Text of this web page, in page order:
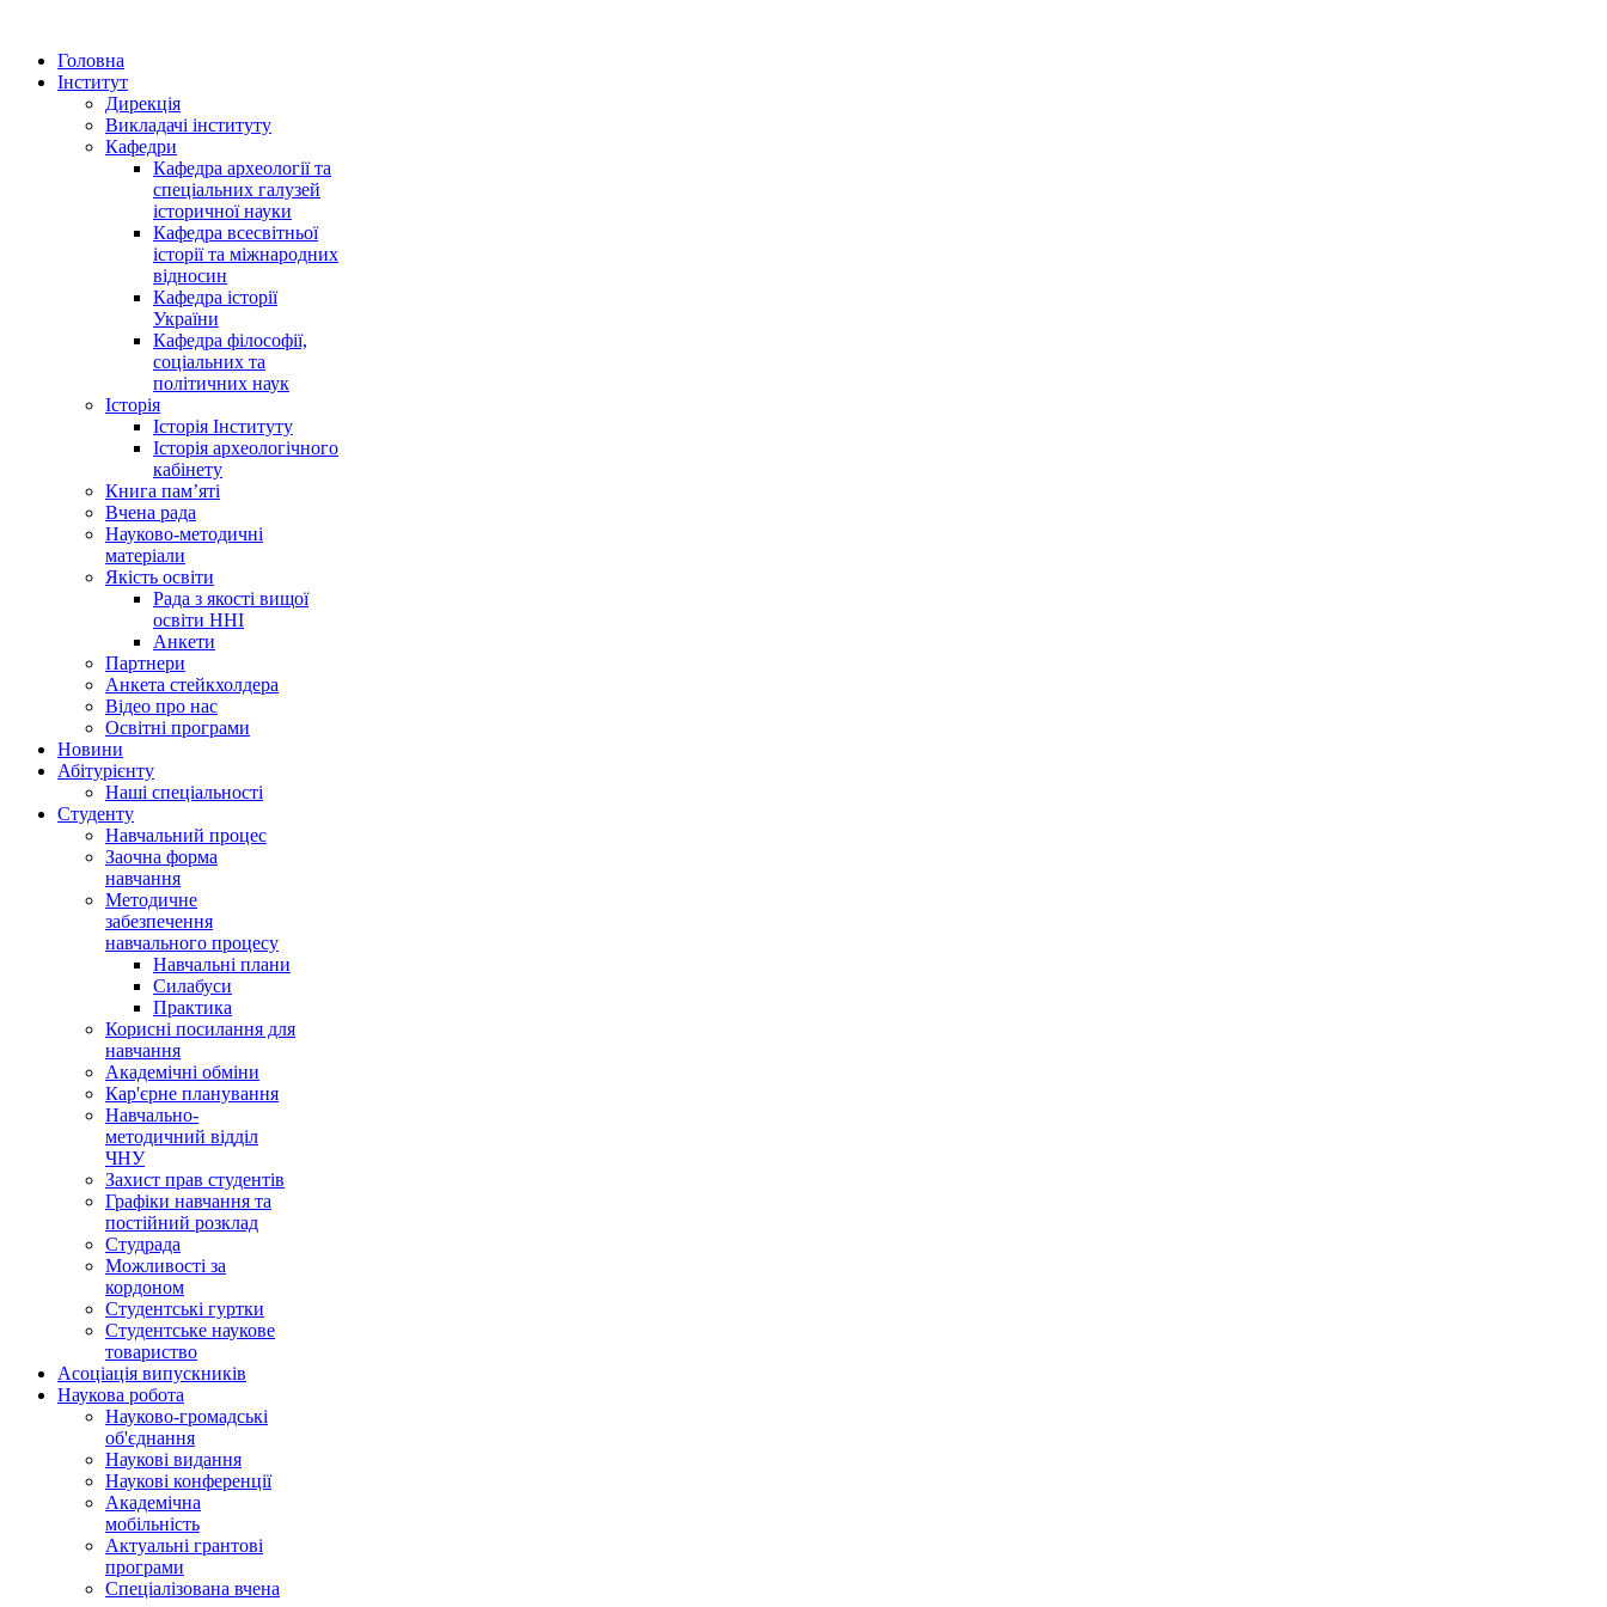
Головна
Інститут
Дирекція
Викладачі інституту
Кафедри
Кафедра археології та
спеціальних галузей
історичної науки
Кафедра всесвітньої
історії та міжнародних
відносин
Кафедра історії
України
Кафедра філософії,
соціальних та
політичних наук
Історія
Історія Інституту
Історія археологічного
кабінету
Книга памʼяті
Вчена рада
Науково-методичні
матеріали
Якість освіти
Рада з якості вищої
освіти ННІ
Анкети
Партнери
Анкета стейкхолдера
Відео про нас
Освітні програми
Hовини
Абітурієнту
Наші спеціальності
Студенту
Навчальний процес
Заочна форма
навчання
Методичне
забезпечення
навчального процесу
Навчальні плани
Силабуси
Практика
Корисні посилання для
навчання
Академічні обміни
Кар'єрне планування
Навчально-
методичний відділ
ЧНУ
Захист прав студентів
Графіки навчання та
постійний розклад
Студрада
Можливості за
кордоном
Студентські гуртки
Студентське наукове
товариство
Асоціація випускників
Наукова робота
Науково-громадські
об'єднання
Наукові видання
Наукові конференції
Академічна
мобільність
Актуальні грантові
програми
Спеціалізована вчена